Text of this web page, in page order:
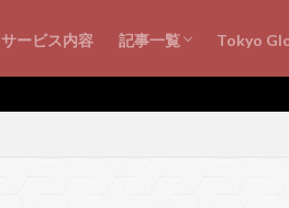
サービス内容 記事一覧 Tokyo